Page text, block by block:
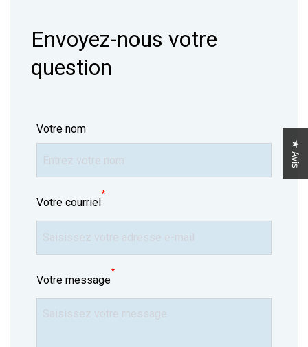
Envoyez-nous votre
question
Votre nom
Votre courriel
*
Votre message
*
★ Avis